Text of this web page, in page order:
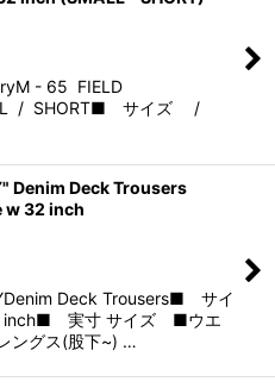
- 65 FIELD
/ SHORT■ サイズ /
Denim Deck Trousers
32 inch
Deck Trousers■ サイ
実寸 サイズ ■ウエ
ングス(股下~) …